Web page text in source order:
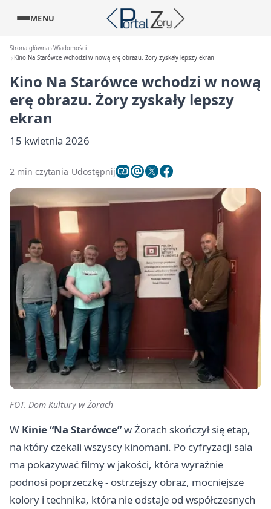
MENU
Strona główna Wiadomości
Kino Na Starówce wchodzi w nową erę obrazu. Żory zyskały lepszy ekran
Kino Na Starówce wchodzi w nową
erę obrazu. Żory zyskały lepszy
ekran
15 kwietnia 2026
2 min czytania Udostępnij
FOT. Dom Kultury w Żorach
W Kinie “Na Starówce”w Żorach skończył się etap,
na który czekali wszyscy kinomani. Po cyfryzacji sala
ma pokazywać filmy w jakości, która wyraźnie
podnosi poprzeczkę - ostrzejszy obraz, mocniejsze
kolory i technika, która nie odstaje od współczesnych